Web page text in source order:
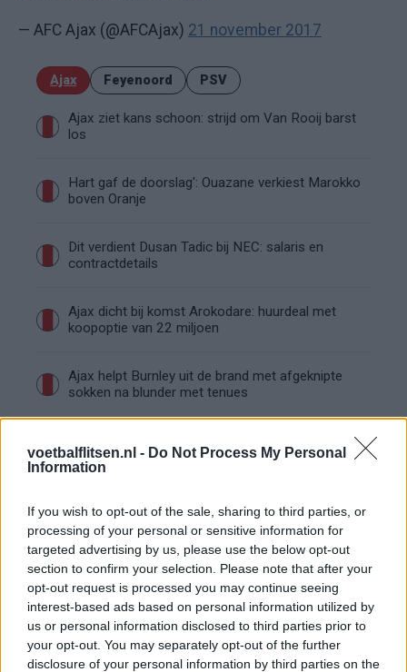
voetbalflitsen.nl - Do Not Process My Personal
Information
If you wish to opt-out of the sale, sharing to third parties, or
processing of your personal or sensitive information for
targeted advertising by us, please use the below opt-out
section to confirm your selection. Please note that after your
opt-out request is processed you may continue seeing
interest-based ads based on personal information utilized by
us or personal information disclosed to third parties prior to
your opt-out. You may separately opt-out of the further
disclosure of your personal information by third parties on the
— AFC Ajax (@AFCAjax) 21 november 2017
Ajax Feyenoord PSV
Ajax ziet kans schoon: strijd om Van Rooij barst
los
Hart gaf de doorslag': Ouazane verkiest Marokko
boven Oranje
Dit verdient Dusan Tadic bij NEC: salaris en
contractdetails
Ajax dicht bij komst Arokodare: huurdeal met
koopoptie van 22 miljoen
Ajax helpt Burnley uit de brand met afgeknipte
sokken na blunder met tenues
appartement op Amsterdamse Zuidas
Marcos Leonardo laat eerste indruk achter bij
Ajax: 'Hier gaan fans van genieten'
Resterend oefenprogramma Ajax: waar zijn de
duels te zien
Ajax groeit onder Míchel, maar transfermarkt
blijft cruciaal